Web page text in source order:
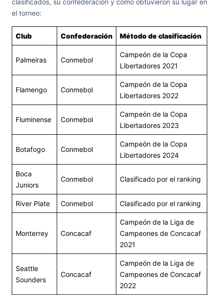
clasificados, su confederación y cómo obtuvieron su lugar en
el torneo:
Club Confederación Método de clasificación
Palmeiras Conmebol
Campeón de la Copa
Libertadores 2021
Flamengo Conmebol
Campeón de la Copa
Libertadores 2022
Fluminense Conmebol
Campeón de la Copa
Libertadores 2023
Botafogo Conmebol
Campeón de la Copa
Libertadores 2024
Boca
Juniors
Conmebol Clasificado por el ranking
River Plate Conmebol Clasificado por el ranking
Monterrey Concacaf
Campeón de la Liga de
Campeones de Concacaf
2021
Seattle
Sounders
Concacaf
Campeón de la Liga de
Campeones de Concacaf
2022